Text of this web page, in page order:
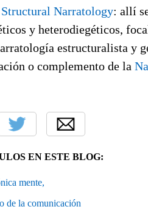
Structural Narratology: allí
y heterodiegéticos,
estructuralista y
o complemento de la
EN ESTE BLOG:
mente,
de la comunicación